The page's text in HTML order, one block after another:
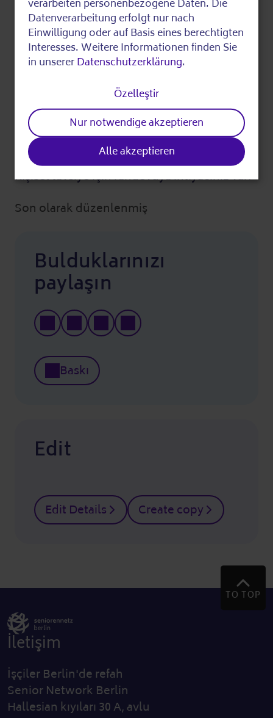
Cevap soruları:
Verbraucherzentrale Berlin
030 214850
Daha fazla bilgi
Telefon kısa tavsiye mümkün (maksimum 10
dakika).
Kişisel tavsiye için randevuya ihtiyacınız var.
Son olarak düzenlenmiş
Bulduklarınızı
paylaşın
Baskı
Edit
Edit Details Create copy
TO TOP
İletişim
İşçiler Berlin'de refah
Senior Network Berlin
Hallesian kıyıları 30 A, avlu
of
personal
data
and
verarbeiten personenbezogene Daten. Die
Datenverarbeitung erfolgt nur nach
Einwilligung oder auf Basis eines berechtigten
Interesses. Weitere Informationen finden Sie
in unsererDatenschutzerklärung.
Özelleştir
Nur notwendige akzeptieren
Alle akzeptieren